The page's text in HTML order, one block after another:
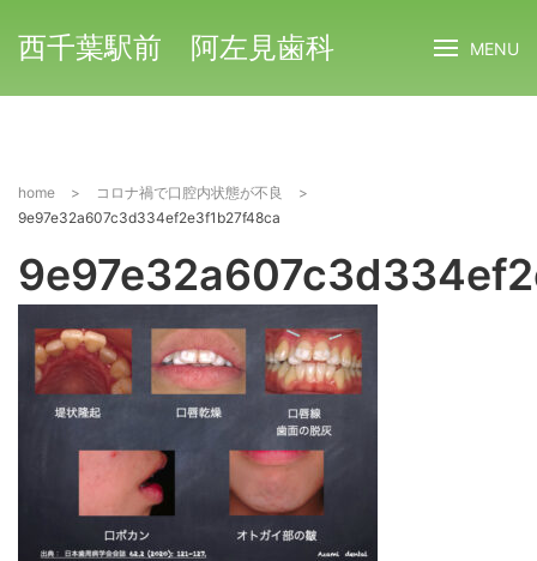
西千葉駅前 阿左見歯科 MENU
home > コロナ禍で口腔内状態が不良
>
9e97e32a607c3d334ef2e3f1b27f48ca